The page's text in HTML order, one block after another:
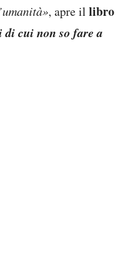
, apre il libro
cui non so fare a